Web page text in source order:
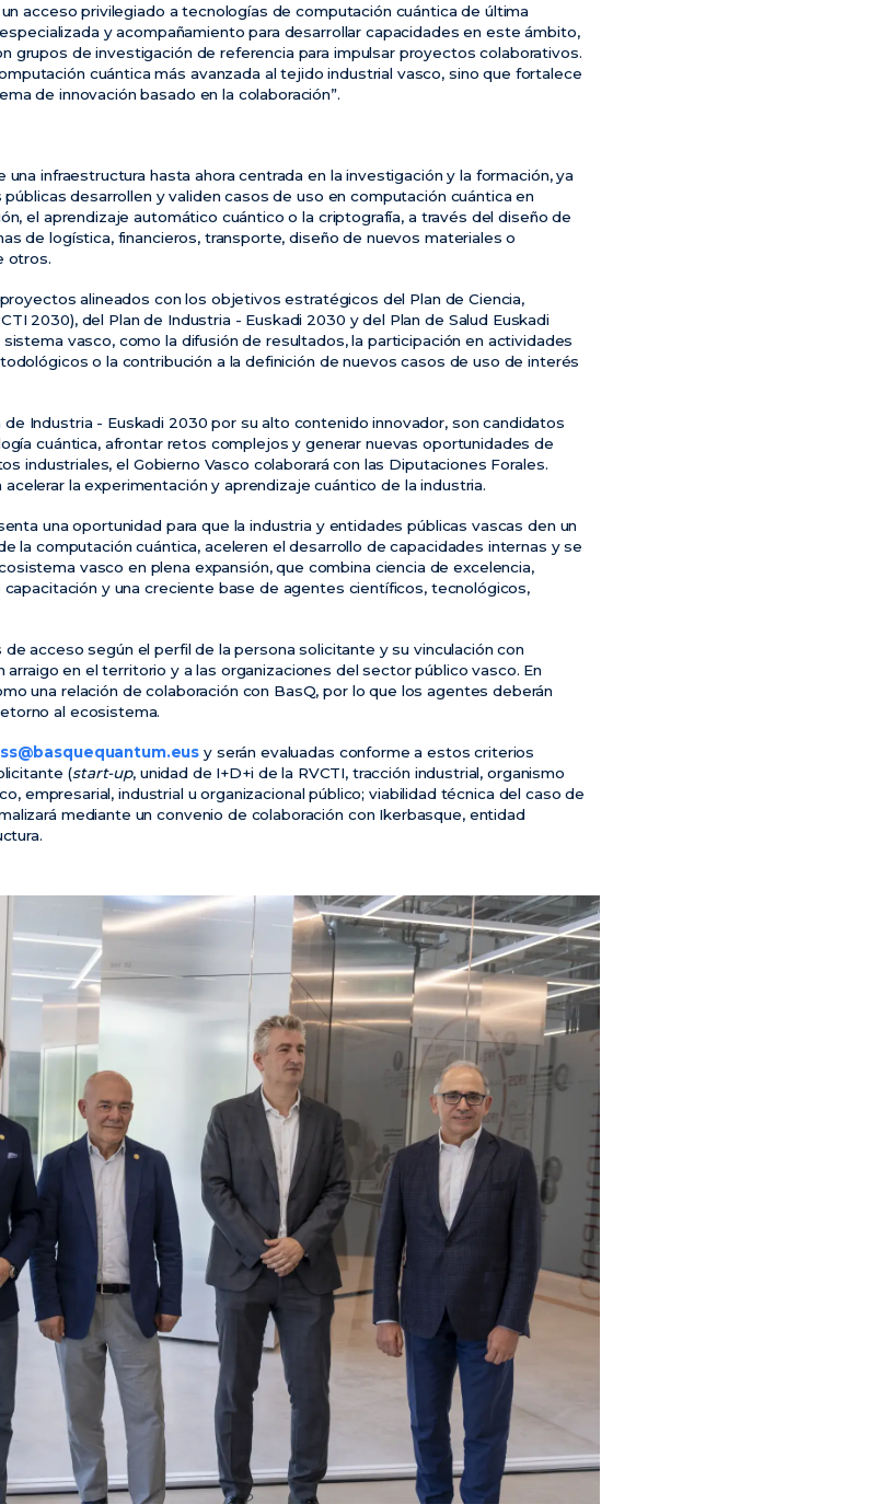
acceso privilegiado a tecnologías de computación cuántica de última
y acompañamiento para desarrollar capacidades en este ámbito,
grupos de investigación de referencia para impulsar proyectos colaborativos.
cuántica más avanzada al tejido industrial vasco, sino que fortalece
de innovación basado en la colaboración”.
infraestructura hasta ahora centrada en la investigación y la formación, ya
desarrollen y validen casos de uso en computación cuántica en
el aprendizaje automático cuántico o la criptografía, a través del diseño de
de logística, financieros, transporte, diseño de nuevos materiales o
otros.
alineados con los objetivos estratégicos del Plan de Ciencia,
2030), del Plan de Industria - Euskadi 2030 y del Plan de Salud Euskadi
vasco, como la difusión de resultados, la participación en actividades
o la contribución a la definición de nuevos casos de uso de interés
Industria - Euskadi 2030 por su alto contenido innovador, son candidatos
cuántica, afrontar retos complejos y generar nuevas oportunidades de
industriales, el Gobierno Vasco colaborará con las Diputaciones Forales.
la experimentación y aprendizaje cuántico de la industria.
una oportunidad para que la industria y entidades públicas vascas den un
la computación cuántica, aceleren el desarrollo de capacidades internas y se
vasco en plena expansión, que combina ciencia de excelencia,
y una creciente base de agentes científicos, tecnológicos,
acceso según el perfil de la persona solicitante y su vinculación con
arraigo en el territorio y a las organizaciones del sector público vasco. En
una relación de colaboración con BasQ, por lo que los agentes deberán
al ecosistema.
y serán evaluadas conforme a estos criterios
(start-up, unidad de I+D+i de la RVCTI, tracción industrial, organismo
empresarial, industrial u organizacional público; viabilidad técnica del caso de
mediante un convenio de colaboración con Ikerbasque, entidad